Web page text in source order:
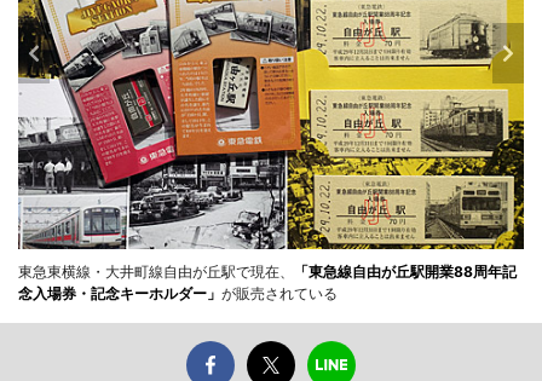
東急東横線・大井町線自由が丘駅で現在、
「東急線自由が丘駅開業88周年記
念入場券・記念キーホルダー」 が販売されている